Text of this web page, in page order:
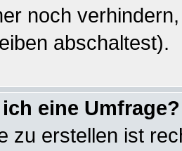
noch
abschaltest).
eine Umfrage?
zu erstellen ist